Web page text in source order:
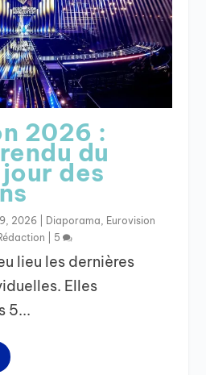
2026 :
du
des
2026 Diaporama Eurovision
5
lieu les dernières
Elles
5...